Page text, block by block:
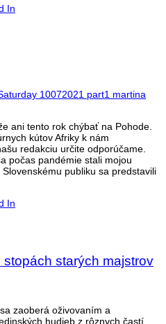
In
ani tento rok chýbať na Pohode.
kútov Afriky k nám
redakciu určite odporúčame.
počas pandémie stali mojou
publiku sa predstavili
In
starých majstrov
zaoberá oživovaním a
hudieb z rôznych častí